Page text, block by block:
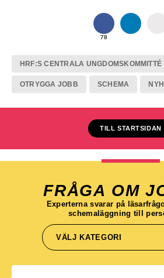
78
HRF:S CENTRALA UNGDOMSKOMMITTÉ
OTRYGGA JOBB SCHEMA
TILL STARTSIDAN
FRÅGA OM
Experterna svarar på
schemaläggning till
VÄLJ KATEGORI